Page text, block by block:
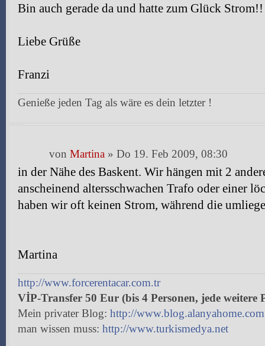
Bin auch gerade da und hatte zum Glück Strom!!
Liebe Grüße
Franzi
Genieße jeden Tag als wäre es dein letzter !
von Martina » Do 19. Feb 2009, 08:30
in der Nähe des Baskent. Wir hängen mit 2
anscheinend altersschwachen Trafo oder einer
haben wir oft keinen Strom, während die
Martina
http://www.forcerentacar.com.tr
VİP-Transfer 50 Eur (bis 4 Personen, jede weitere
Mein privater Blog: http://www.blog.alanyahome.com
man wissen muss: http://www.turkismedya.net